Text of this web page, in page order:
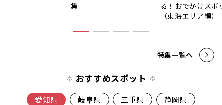
集
る！おでかけスポ
（東海エリア編）
特集一覧へ
おすすめスポット
愛知県 岐阜県 三重県 静岡県